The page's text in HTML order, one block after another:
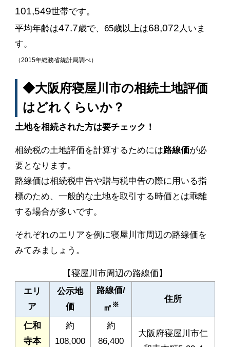
101,549世帯です。
平均年齢は47.7歳で、65歳以上は68,072 人いま
す。
（2015年総務省統計局調べ）
◆大阪府寝屋川市の相続土地評価
はどれくらいか？
土地を相続された方は要チェック！
相続税の土地評価を計算するためには路線価が必
要となります。
路線価は相続税申告や贈与税申告の際に用いる指
標のため、一般的な土地を取引する時価とは乖離
する場合が多いです。
それぞれのエリアを例に寝屋川市周辺の路線価を
みてみましょう。
【寝屋川市周辺の路線価】
エリ
ア
公示地
価
路線価/
㎡ ※
住所
仁和
寺本
約
108,000
約
86,400
大阪府寝屋川市仁